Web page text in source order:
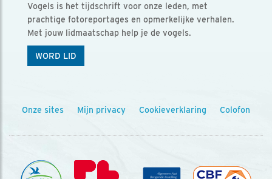
Vogels is het tijdschrift voor onze leden, met
prachtige fotoreportages en opmerkelijke verhalen.
Met jouw lidmaatschap help je de vogels.
WORD LID
Onze sites Mijn privacy Cookieverklaring Colofon